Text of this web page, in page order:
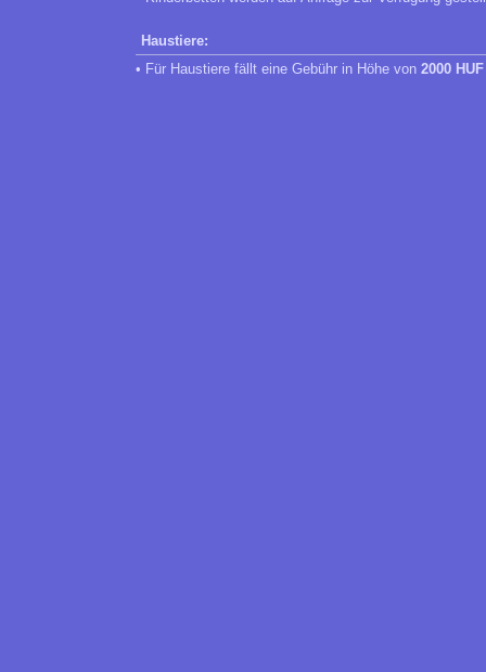
Haustiere:
• Für Haustiere fällt eine Gebühr in Höhe von 2000 HUF